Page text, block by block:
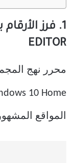
EDITOR
محرر نهج
المواقع